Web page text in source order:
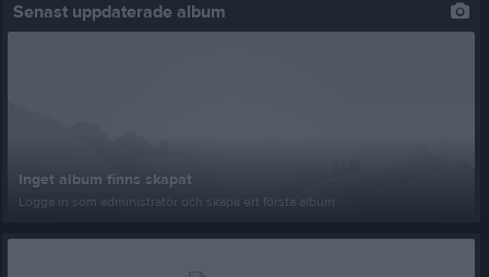
Senast uppdaterade album
Inget album finns skapat
Logga in som administratör och skapa ert första album